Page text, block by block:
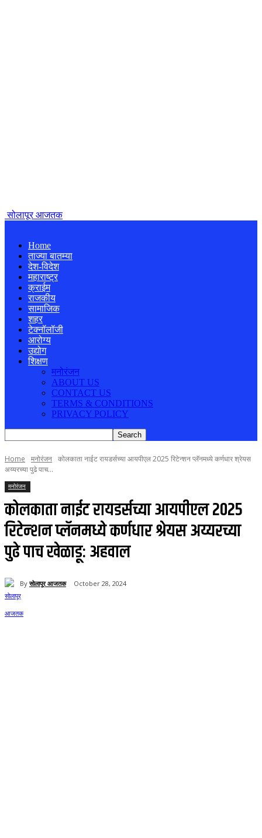
सोलापूर आजतक
Home
ताज्या बातम्या
देश-विदेश
महाराष्ट्र
क्राईम
राजकीय
सामाजिक
शहर
टेक्नॉलॉजी
आरोग्य
उद्योग
शिक्षण
मनोरंजन
ABOUT US
CONTACT US
TERMS & CONDITIONS
PRIVACY POLICY
Home मनोरंजन कोलकाता नाईट रायडर्सच्या आयपीएल 2025 रिटेन्शन प्लॅनमध्ये कर्णधार श्रेयस
अय्यरच्या पुढे पाच...
मनोरंजन
कोलकाता नाईट रायडर्सच्या आयपीएल 2025
रिटेन्शन प्लॅनमध्ये कर्णधार श्रेयस अय्यरच्या
पुढे पाच खेळाडू: अहवाल
By सोलापूर आजतक October 28, 2024